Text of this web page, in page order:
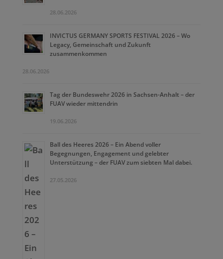
28.06.2026
INVICTUS GERMANY SPORTS FESTIVAL 2026 – Wo
Legacy, Gemeinschaft und Zukunft
zusammenkommen
28.06.2026
Tag der Bundeswehr 2026 in Sachsen-Anhalt – der
FUAV wieder mittendrin
19.06.2026
Ball des Heeres 2026 – Ein Abend voller
Begegnungen, Engagement und gelebter
Unterstützung – der FUAV zum siebten Mal dabei.
27.05.2026